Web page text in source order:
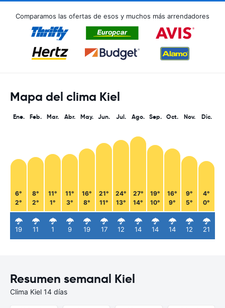
Comparamos las ofertas de esos y muchos más arrendadores
Mapa del clima Kiel
Ene.
6°
2°
19
Feb.
8°
2°
11
Mar.
11°
1°
1
Abr.
11°
3°
9
May.
16°
8°
19
Jun.
21°
11°
17
Jul.
24°
13°
12
Ago.
27°
14°
14
Sep.
19°
10°
14
Oct.
16°
9°
14
Nov.
9°
5°
12
Dic.
4°
0°
21
Resumen semanal Kiel
Clima Kiel 14 días